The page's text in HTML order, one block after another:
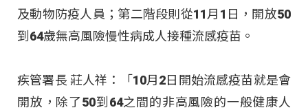
及動物防疫人員；第二階段則從11月1日，開放50
到64歲無高風險慢性病成人接種流感疫苗。
疾管署長 莊人祥：「10月2日開始流感疫苗就是會
開放，除了50到64之間的非高風險的一般健康人